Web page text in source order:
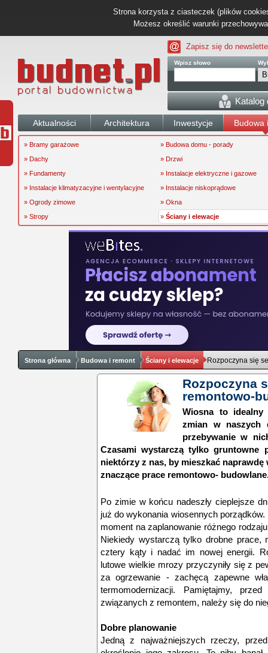
Strona korzysta z ciasteczek (plików
Możesz określić warunki
Zapisz się do
Wpisz słowo
Katalog
Aktualności Architektura Inwestycje Budowa
» Bramy garażowe
» Budowa domu - porady
» Dachy
» Drzwi
» Fundamenty
» Instalacje elektryczne i gazowe
» Instalacje klimatyzacyjne i wentylacyjne
» Instalacje niskoprądowe
» Ogrody zimowe
» Okna
» Stropy
» Ściany i elewacje
Strona główna Budowa i remont Ściany i elewacje Rozpoczyna się
Rozpoczyna
remontowo-
Wiosna to idealny
zmian w naszych
przebywanie w
Czasami wystarczą tylko gruntowne
niektórzy z nas, by mieszkać
znaczące prace remontowo-
Po zimie w końcu nadeszły cieplejsze
już do wykonania wiosennych
moment na zaplanowanie różnego
Niekiedy wystarczą tylko drobne prace,
cztery kąty i nadać im nowej energii.
lutowe wielkie mrozy przyczyniły się z
za ogrzewanie - zachęcą zapewne
termomodernizacji. Pamiętajmy,
związanych z remontem, należy się do
Dobre planowanie
Jedną z najważniejszych rzeczy,